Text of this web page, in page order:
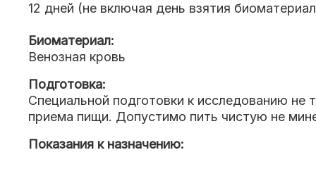
12 дней (не включая день взятия
Биоматериал:
Венозная кровь
Подготовка:
Специальной подготовки к исследованию не
приема пищи. Допустимо пить чистую не
Показания к назначению: